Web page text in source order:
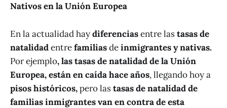
Nativos en la Unión Europea
En laactualidad haydiferenciasentre lastasas de
natalidadentrefamiliasdeinmigrantes y nativas.
Por ejemplo, las tasas de natalidad de la Unión
Europea, están en caída hace años, llegando hoy a
pisos históricos,pero lastasas de natalidad de
familias inmigrantes van en contra de esta